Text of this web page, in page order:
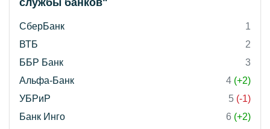
службы банков"
СберБанк
1
ВТБ
2
ББР Банк
3
Альфа-Банк
4 (+2)
УБРиР
5 (-1)
Банк Инго
6 (+2)